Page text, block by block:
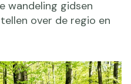
wandeling gidsen
over de regio en